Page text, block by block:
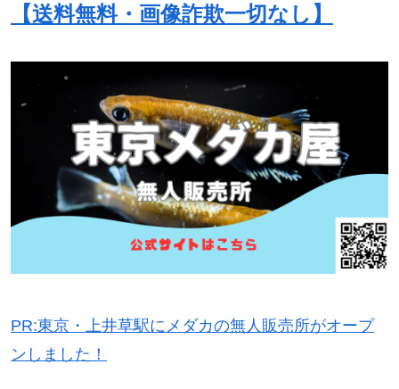
【送料無料・画像詐欺一切なし】
PR:東京・上井草駅にメダカの無人販売所がオープ
ンしました！